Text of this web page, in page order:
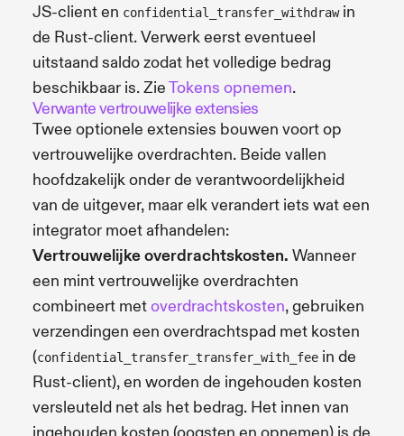
JS-client en confidential_transfer_withdrawin
de Rust-client. Verwerk eerst eventueel
uitstaand saldo zodat het volledige bedrag
beschikbaar is. ZieTokens opnemen.
Verwante vertrouwelijke extensies
Twee optionele extensies bouwen voort op
vertrouwelijke overdrachten. Beide vallen
hoofdzakelijk onder de verantwoordelijkheid
van de uitgever, maar elk verandert iets wat een
integrator moet afhandelen:
Vertrouwelijke overdrachtskosten. Wanneer
een mint vertrouwelijke overdrachten
combineert metoverdrachtskosten, gebruiken
verzendingen een overdrachtspad met kosten
(confidential_transfer_transfer_with_fee in de
Rust-client), en worden de ingehouden kosten
versleuteld net als het bedrag. Het innen van